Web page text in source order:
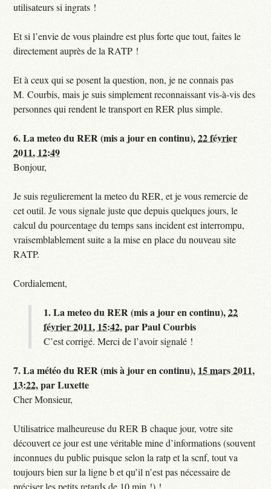
utilisateurs si ingrats !
Et si l’envie de vous plaindre est plus forte que tout, faites le
directement auprès de la RATP !
Et à ceux qui se posent la question, non, je ne connais pas
M. Courbis, mais je suis simplement reconnaissant vis-à-vis des
personnes qui rendent le transport en RER plus simple.
6.La meteo du RER (mis a jour en continu),22 février
2011, 12:49
Bonjour,
Je suis regulierement la meteo du RER, et je vous remercie de
cet outil. Je vous signale juste que depuis quelques jours, le
calcul du pourcentage du temps sans incident est interrompu,
vraisemblablement suite a la mise en place du nouveau site
RATP.
Cordialement,
1.La meteo du RER (mis a jour en continu),22
février 2011, 15:42,parPaul Courbis
C’est corrigé. Merci de l’avoir signalé !
7.La météo du RER (mis à jour en continu), 15 mars 2011,
13:22,parLuxette
Cher Monsieur,
Utilisatrice malheureuse du RER B chaque jour, votre site
découvert ce jour est une véritable mine d’informations (souvent
inconnues du public puisque selon la ratp et la scnf, tout va
toujours bien sur la ligne b et qu’il n’est pas nécessaire de
préciser les petits retards de 10 min !) !